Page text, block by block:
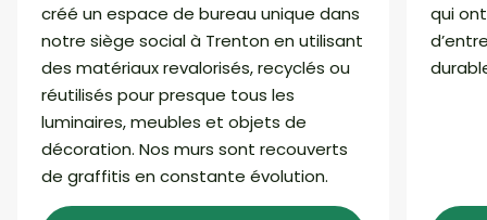
créé un espace de bureau unique dans
notre siège social à Trenton en utilisant
des matériaux revalorisés, recyclés ou
réutilisés pour presque tous les
luminaires, meubles et objets de
décoration. Nos murs sont recouverts
de graffitis en constante évolution.
qui